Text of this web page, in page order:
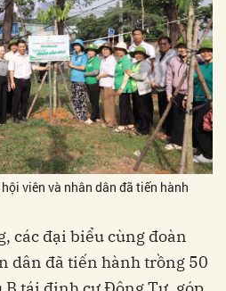
viên và nhân dân đã tiến hành
các đại biểu cùng đoàn
dân đã tiến hành trồng 50